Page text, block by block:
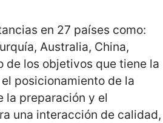
en 27 países como:
Australia, China,
de los objetivos que tiene la
posicionamiento de la
la preparación y el
una interacción de calidad,